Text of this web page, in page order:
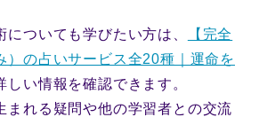
についても学びたい方は、
【完全
）の占いサービス全20種｜運命を
しい情報を確認できます。
まれる疑問や他の学習者との交流